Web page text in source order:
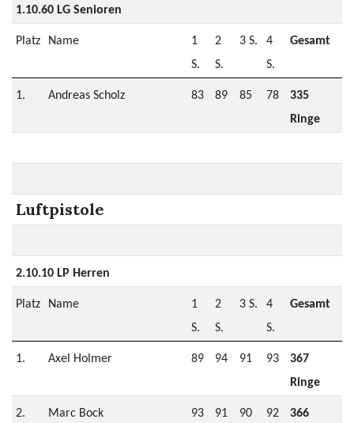
1.10.60 LG Senioren
Platz Name
1
S.
2
S.
3 S.
4
S.
Gesamt
1. Andreas Scholz 83 89 85 78
335
Ringe
Luftpistole
2.10.10 LP Herren
Platz Name
1
S.
2
S.
3 S.
4
S.
Gesamt
1. Axel Holmer 89 94 91 93
367
Ringe
2. Marc Bock 93 91 90 92
366